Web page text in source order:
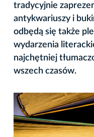
tradycyjnie
antykwariuszy i
odbędą się także
wydarzenia
najchętniej
wszech czasów.